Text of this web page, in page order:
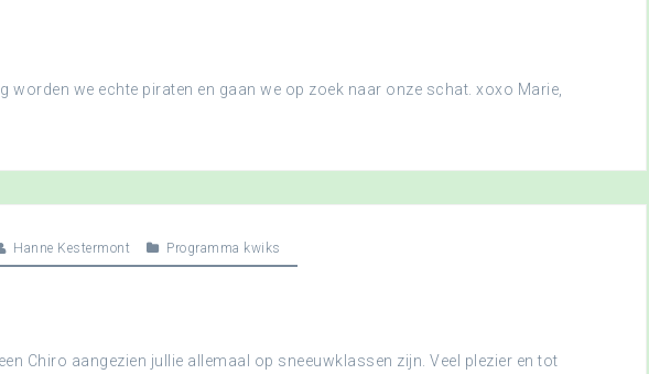
worden we echte piraten en gaan we op zoek naar onze schat. xoxo Marie,
Hanne Kestermont Programma kwiks
Chiro aangezien jullie allemaal op sneeuwklassen zijn. Veel plezier en tot